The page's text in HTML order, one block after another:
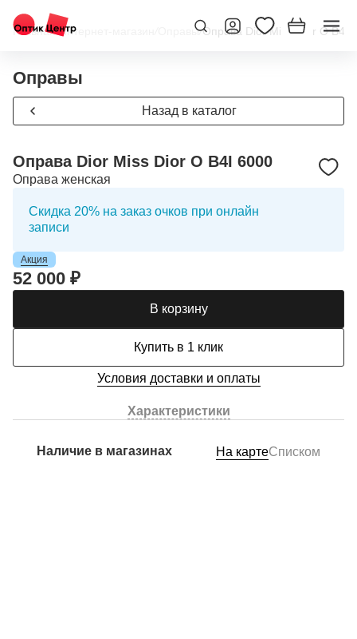
Главная/Интернет-магазин Оправы/Оправа Dior Miss Dior O B4I
Оправы
Назад в каталог
Оправа Dior Miss Dior O B4I 6000
Оправа женская
Скидка 20% на заказ очков при онлайн
записи
Акция
52 000 ₽
В корзину
Купить в 1 клик
Условия доставки и оплаты
Характеристики
Наличие в магазинах На картеСписком